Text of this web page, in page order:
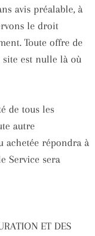
avis préalable, à
le droit
Toute offre de
site est nulle là où
de tous les
autre
achetée répondra à
Service sera
ET DES